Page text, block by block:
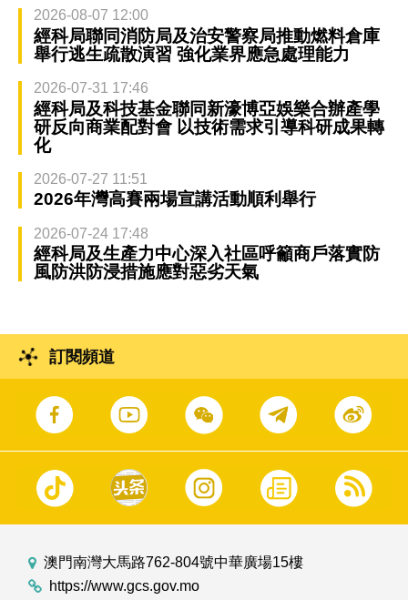
2026-08-07 12:00
經科局聯同消防局及治安警察局推動燃料倉庫
舉行逃生疏散演習 強化業界應急處理能力
2026-07-31 17:46
經科局及科技基金聯同新濠博亞娛樂合辦產學
研反向商業配對會 以技術需求引導科研成果轉
化
2026-07-27 11:51
2026年灣高賽兩場宣講活動順利舉行
2026-07-24 17:48
經科局及生產力中心深入社區呼籲商戶落實防
風防洪防浸措施應對惡劣天氣
訂閱頻道
澳門南灣大馬路762-804號中華廣場15樓
https://www.gcs.gov.mo